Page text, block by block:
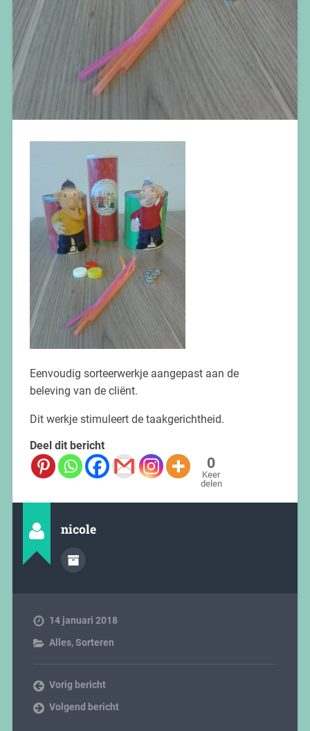
Eenvoudig sorteerwerkje aangepast aan de
beleving van de cliënt.
Dit werkje stimuleert de taakgerichtheid.
Deel dit bericht
0
Keer
delen
nicole
14 januari 2018
Alles,Sorteren
Vorig bericht
Volgend bericht